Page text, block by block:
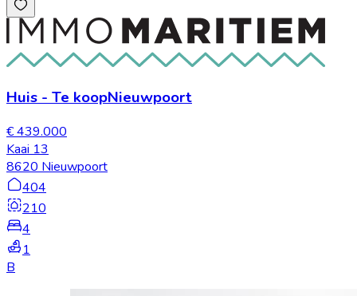
Huis - Te koopNieuwpoort
€ 439.000
Kaai 13
8620 Nieuwpoort
404
210
4
1
B